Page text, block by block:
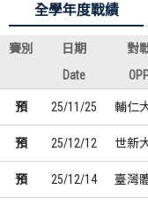
全學年度戰績
賽別 日期 對
Date
預 25/11/25 輔仁
預 25/12/12 世新
預 25/12/14 臺灣